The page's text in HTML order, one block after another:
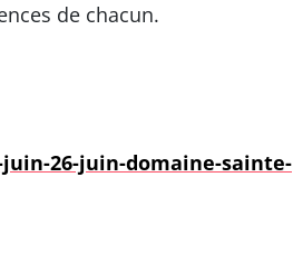
de chacun.
26-juin-domaine-sainte-